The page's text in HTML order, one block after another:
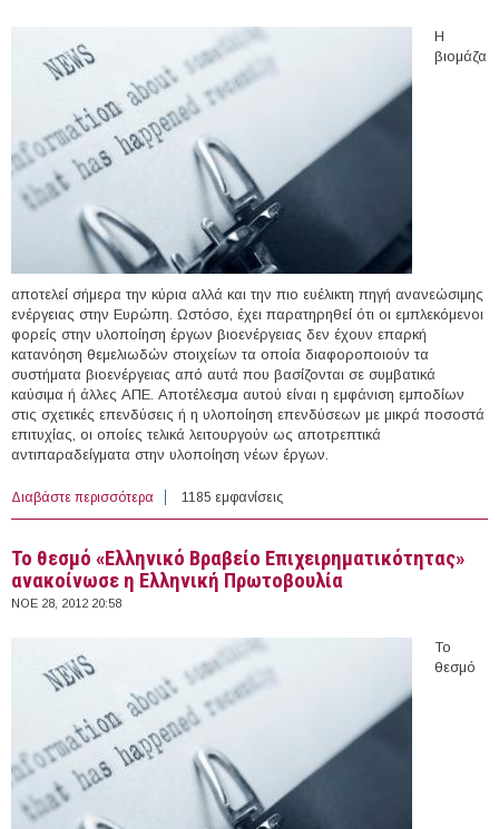
Η
βιομάζα
αποτελεί σήμερα την κύρια αλλά και την πιο ευέλικτη πηγή ανανεώσιμης
ενέργειας στην Ευρώπη. Ωστόσο, έχει παρατηρηθεί ότι οι εμπλεκόμενοι
φορείς στην υλοποίηση έργων βιοενέργειας δεν έχουν επαρκή
κατανόηση θεμελιωδών στοιχείων τα οποία διαφοροποιούν τα
συστήματα βιοενέργειας από αυτά που βασίζονται σε συμβατικά
καύσιμα ή άλλες ΑΠΕ. Αποτέλεσμα αυτού είναι η εμφάνιση εμποδίων
στις σχετικές επενδύσεις ή η υλοποίηση επενδύσεων με μικρά ποσοστά
επιτυχίας, οι οποίες τελικά λειτουργούν ως αποτρεπτικά
αντιπαραδείγματα στην υλοποίηση νέων έργων.
Διαβάστε περισσότερα για Οδηγός Σχεδιασμού Βιοενεργειακών Συστημάτων
από το ΙΔΕΠ του ΕΚΕΤΑ
1185 εμφανίσεις
Το θεσμό «Ελληνικό Βραβείο Επιχειρηματικότητας»
ανακοίνωσε η Ελληνική Πρωτοβουλία
ΝΟΕ 28, 2012 20:58
Το
θεσμό